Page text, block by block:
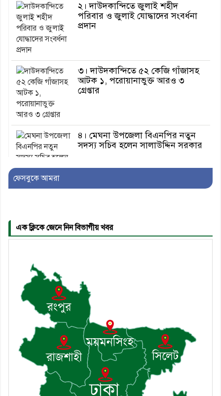
২। দাউদকান্দিতে জুলাই শহীদ
পরিবার ও জুলাই যোদ্ধাদের সংবর্ধনা
প্রদান
৩। দাউদকান্দিতে ৫২ কেজি গাঁজাসহ
আটক ১, পরোয়ানাভুক্ত আরও ৩
গ্রেপ্তার
৪। মেঘনা উপজেলা বিএনপির নতুন
সদস্য সচিব হলেন সালাউদ্দিন সরকার
৫। জেলা পুলিশ সুপার থেকে সম্মাননা
৭। দাউদকান্দিতে মুচি সম্প্রদায়ের
খোঁজখবর নিলেন ড. খন্দকার মারুফ
হোসেন
৮। মেঘনায় আইন-শৃঙ্খলা কমিটির
মাসিক সভা অনুষ্ঠিত
ফেসবুকে আমরা
এক ক্লিকে জেনে নিন বিভাগীয় খবর